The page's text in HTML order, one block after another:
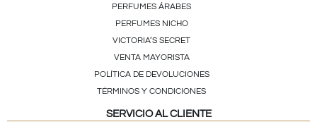
PERFUMES ÁRABES
PERFUMES NICHO
VICTORIA’S SECRET
VENTA MAYORISTA
POLÍTICA DE DEVOLUCIONES
TÉRMINOS Y CONDICIONES
SERVICIO AL CLIENTE